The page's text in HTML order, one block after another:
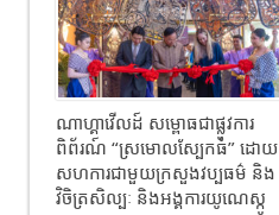
ណាហ្គាវើលដ៍ សម្ពោធជាផ្លូវការ
ពិព័រណ៍ “ស្រមោលស្បែកធំ” ដោយ
សហការជាមួយក្រសួងវប្បធម៌ និង
វិចិត្រសិល្បៈ និងអង្គការយូណេស្កូ